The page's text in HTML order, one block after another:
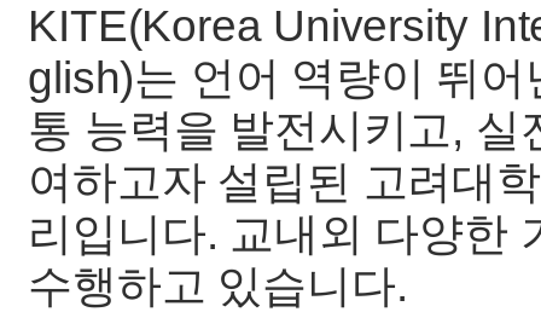
KITE(Korea University
glish)는 언어 역량이 뛰
통 능력을 발전시키고,
여하고자 설립된 고려대
리입니다. 교내외 다양한
수행하고 있습니다.